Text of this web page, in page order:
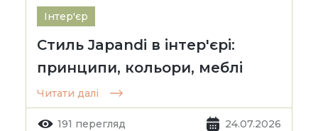
Інтер'єр
Стиль Japandi в інтер'єрі:
принципи, кольори, меблі
Читати далі
191 перегляд 24.07.2026